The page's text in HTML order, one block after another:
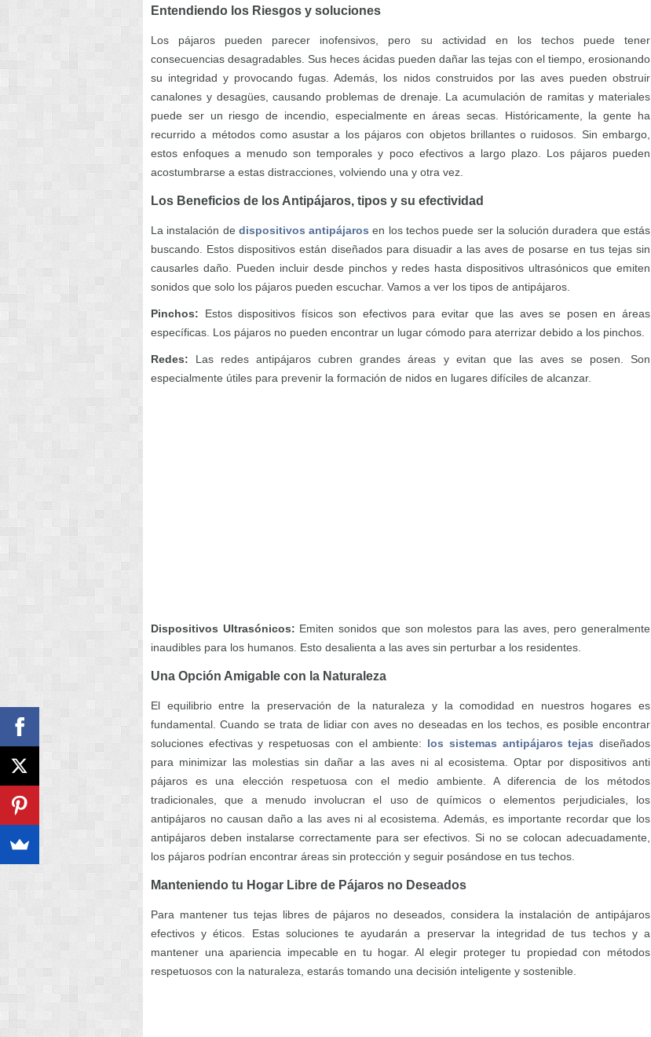
Entendiendo los Riesgos y soluciones
Los pájaros pueden parecer inofensivos, pero su actividad en los techos puede tener
consecuencias desagradables. Sus heces ácidas pueden dañar las tejas con el tiempo, erosionando
su integridad y provocando fugas. Además, los nidos construidos por las aves pueden obstruir
canalones y desagües, causando problemas de drenaje. La acumulación de ramitas y materiales
puede ser un riesgo de incendio, especialmente en áreas secas.
Históricamente, la gente ha
recurrido a métodos como asustar a los pájaros con objetos brillantes o ruidosos. Sin embargo,
estos enfoques a menudo son temporales y poco efectivos a largo plazo. Los pájaros pueden
acostumbrarse a estas distracciones, volviendo una y otra vez.
Los Beneficios de los Antipájaros, tipos y su efectividad
La instalación de dispositivos antipájaros en los techos puede ser la solución duradera que estás
buscando. Estos dispositivos están diseñados para disuadir a las aves de posarse en tus tejas sin
causarles daño. Pueden incluir desde pinchos y redes hasta dispositivos ultrasónicos que emiten
sonidos que solo los pájaros pueden escuchar. Vamos a ver los tipos de antipájaros.
Pinchos: Estos dispositivos físicos son efectivos para evitar que las aves se posen en áreas
específicas. Los pájaros no pueden encontrar un lugar cómodo para aterrizar debido a los pinchos.
Redes: Las redes antipájaros cubren grandes áreas y evitan que las aves se posen. Son
especialmente útiles para prevenir la formación de nidos en lugares difíciles de alcanzar.
Dispositivos Ultrasónicos: Emiten sonidos que son molestos para las aves, pero generalmente
inaudibles para los humanos. Esto desalienta a las aves sin perturbar a los residentes.
Una Opción Amigable con la Naturaleza
El equilibrio entre la preservación de la naturaleza y la comodidad en nuestros hogares es
fundamental. Cuando se trata de lidiar con aves no deseadas en los techos, es posible encontrar
soluciones efectivas y respetuosas con el ambiente: los sistemas antipájaros tejas diseñados
para minimizar las molestias sin dañar a las aves ni al ecosistema.
Optar por dispositivos anti
pájaros es una elección respetuosa con el medio ambiente. A diferencia de los métodos
tradicionales, que a menudo involucran el uso de químicos o elementos perjudiciales, los
antipájaros no causan daño a las aves ni al ecosistema. Además, es importante recordar que los
antipájaros deben instalarse correctamente para ser efectivos. Si no se colocan adecuadamente,
los pájaros podrían encontrar áreas sin protección y seguir posándose en tus techos.
Manteniendo tu Hogar Libre de Pájaros no Deseados
Para mantener tus tejas libres de pájaros no deseados, considera la instalación de antipájaros
efectivos y éticos. Estas soluciones te ayudarán a preservar la integridad de tus techos y a
mantener una apariencia impecable en tu hogar. Al elegir proteger tu propiedad con métodos
respetuosos con la naturaleza, estarás tomando una decisión inteligente y sostenible.